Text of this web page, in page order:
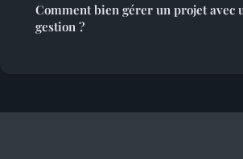
Comment bien gérer un projet avec
gestion ?